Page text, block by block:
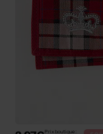
Prix boutique :